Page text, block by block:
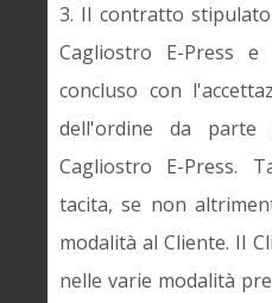
3. Il contratto stipulato
Cagliostro E-Press
concluso con
dell'ordine da parte
Cagliostro E-Press.
tacita, se non
modalità al Cliente. Il
nelle varie modalità